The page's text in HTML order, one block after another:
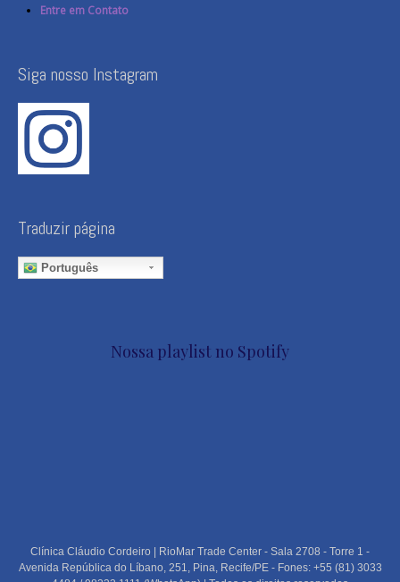
Entre em Contato
Siga nosso Instagram
Traduzir página
Português
Nossa playlist no Spotify
Clínica Cláudio Cordeiro | RioMar Trade Center - Sala 2708 - Torre 1 -
Avenida República do Líbano, 251, Pina, Recife/PE - Fones: +55 (81) 3033